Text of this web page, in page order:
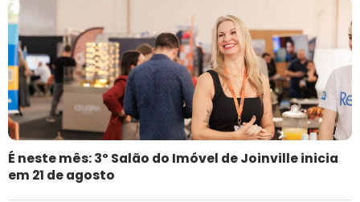
É neste mês: 3º Salão do Imóvel de Joinville inicia
em 21 de agosto